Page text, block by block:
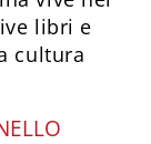
libri e
cultura